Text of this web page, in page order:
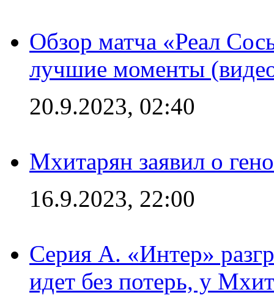
Обзор матча «Реал
лучшие моменты
20.9.2023, 02:40
Мхитарян заявил о
16.9.2023, 22:00
Серия А. «Интер»
идет без потерь, у